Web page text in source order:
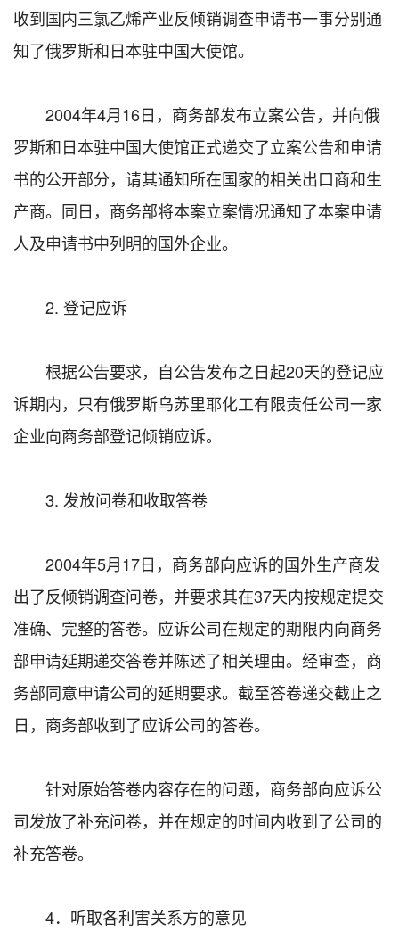
收到国内三氯乙烯产业反倾销调查申请书一事分别通
知了俄罗斯和日本驻中国大使馆。
2004年4月16日，商务部发布立案公告，并向俄
罗斯和日本驻中国大使馆正式递交了立案公告和申请
书的公开部分，请其通知所在国家的相关出口商和生
产商。同日，商务部将本案立案情况通知了本案申请
人及申请书中列明的国外企业。
2. 登记应诉
根据公告要求，自公告发布之日起20天的登记应
诉期内，只有俄罗斯乌苏里耶化工有限责任公司一家
企业向商务部登记倾销应诉。
3. 发放问卷和收取答卷
2004年5月17日，商务部向应诉的国外生产商发
出了反倾销调查问卷，并要求其在37天内按规定提交
准确、完整的答卷。应诉公司在规定的期限内向商务
部申请延期递交答卷并陈述了相关理由。经审查，商
务部同意申请公司的延期要求。截至答卷递交截止之
日，商务部收到了应诉公司的答卷。
针对原始答卷内容存在的问题，商务部向应诉公
司发放了补充问卷，并在规定的时间内收到了公司的
补充答卷。
4．听取各利害关系方的意见